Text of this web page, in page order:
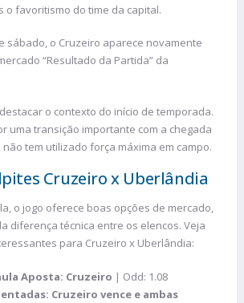
o favoritismo do time da capital.
sábado, o Cruzeiro aparece novamente
“Resultado da Partida” da
o contexto do início de temporada.
uma transição importante com a chegada
não tem utilizado força máxima em campo.
Cruzeiro x Uberlândia
o jogo oferece boas opções de mercado,
diferença técnica entre os elencos. Veja
para Cruzeiro x Uberlândia:
Aposta: Cruzeiro | Odd: 1.08
Cruzeiro vence e ambas